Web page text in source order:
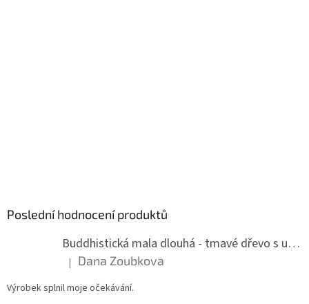
Poslední hodnocení produktů
Buddhistická mala dlouhá - tmavé dřevo s uzlíky 8 mm
Hodnocení produktu je 5 z 5 hvězdiček.
| Dana Zoubkova
Výrobek splnil moje očekávání.